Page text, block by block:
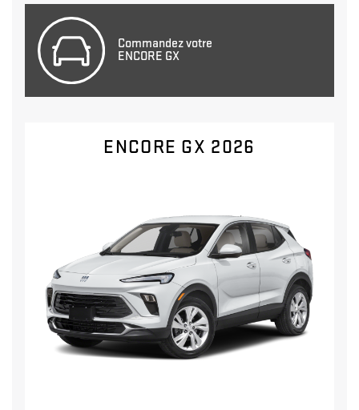
Commandez votre
ENCORE GX
ENCORE GX 2026